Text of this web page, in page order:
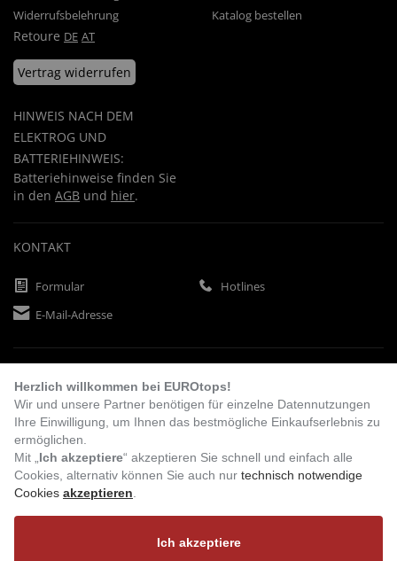
Widerrufsbelehrung
Retoure DE AT
Vertrag widerrufen
HINWEIS NACH DEM
ELEKTROG UND
BATTERIEHINWEIS:
Batteriehinweise finden Sie
in den AGB und hier.
Katalog bestellen
KONTAKT
Formular
Hotlines
E-Mail-Adresse
Vorkasse Rechnung
BESUCHEN SIE UNS
Herzlich willkommen bei EUROtops!
Wir und unsere Partner benötigen für einzelne Datennutzungen
Ihre Einwilligung, um Ihnen das bestmögliche Einkaufserlebnis zu
ermöglichen.
Mit „ Ich akzeptiere“ akzeptieren Sie schnell und einfach alle
Cookies, alternativ können Sie auch nur technisch notwendige
Cookies akzeptieren
Ich akzeptiere